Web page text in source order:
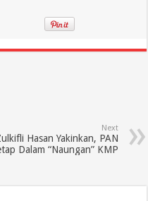
Next
Hasan Yakinkan, PAN
Dalam “Naungan” KMP